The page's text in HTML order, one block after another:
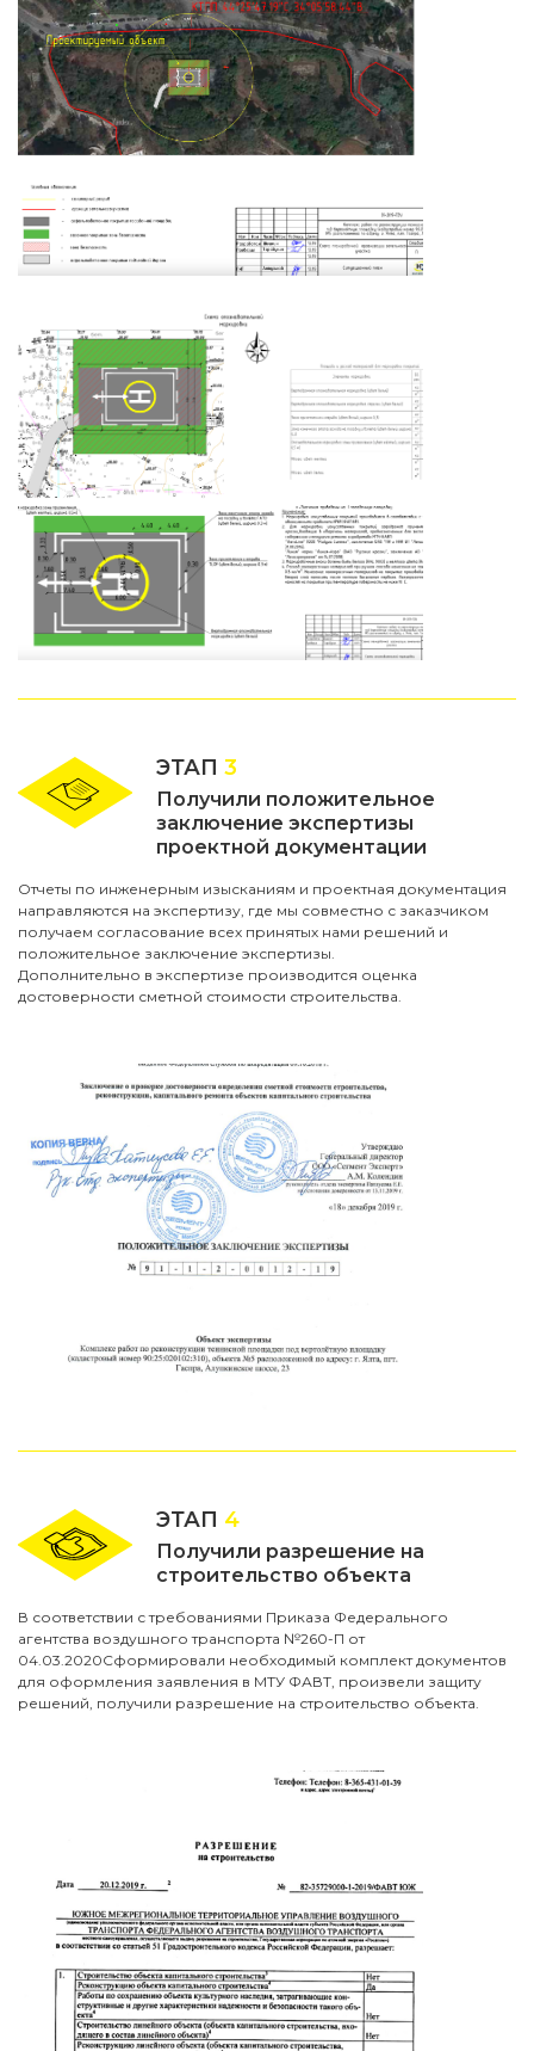
ЭТАП 3
Получили положительное
заключение экспертизы
проектной документации
Отчеты по инженерным изысканиям и проектная документация
направляются на экспертизу, где мы совместно с заказчиком
получаем согласование всех принятых нами решений и
положительное заключение экспертизы.
Дополнительно в экспертизе производится оценка
достоверности сметной стоимости строительства.
ЭТАП 4
Получили разрешение на
строительство объекта
В соответствии с требованиями Приказа Федерального
агентства воздушного транспорта №260-П от
04.03.2020Сформировали необходимый комплект документов
для оформления заявления в МТУ ФАВТ, произвели защиту
решений, получили разрешение на строительство объекта.